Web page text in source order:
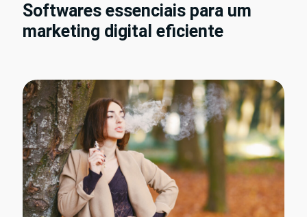
Softwares essenciais para um
marketing digital eficiente